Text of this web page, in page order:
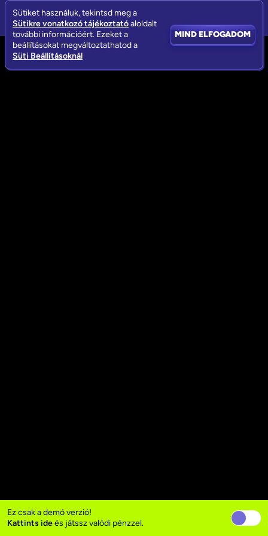
Ez csak a demó verzió!
Kattints ideés játssz valódi pénzzel.
Sütiket használuk, tekintsd meg a
Sütikre vonatkozó tájékoztatóaloldalt
további információért. Ezeket a
beállításokat megváltoztathatod a
Süti Beállításoknál
MIND ELFOGADOM